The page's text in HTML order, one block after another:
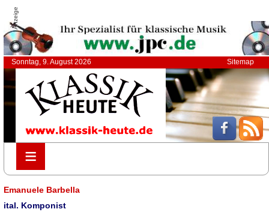
Anzeige
Sonntag, 9. August 2026 Sitemap
≡
≡
Emanuele Barbella
ital. Komponist